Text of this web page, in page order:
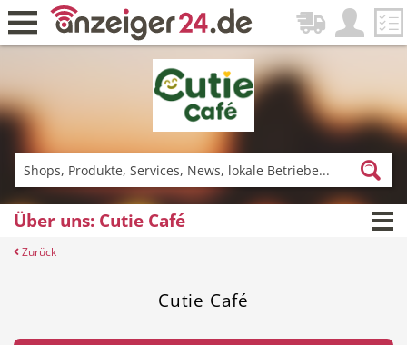
Zurück
Fitness & Sport Lieferservice
Zurück
Cutie Café
Über uns: Cutie Café